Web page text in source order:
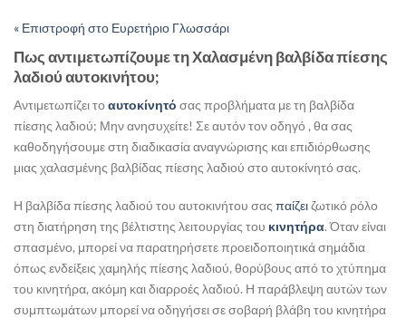
« Επιστροφή στο Ευρετήριο Γλωσσάρι
Πως αντιμετωπίζουμε τη Χαλασμένη βαλβίδα πίεσης
λαδιού αυτοκινήτου;
Αντιμετωπίζει το αυτοκίνητό σας προβλήματα με τη βαλβίδα
πίεσης λαδιού; Μην ανησυχείτε! Σε αυτόν τον οδηγό , θα σας
καθοδηγήσουμε στη διαδικασία αναγνώρισης και επιδιόρθωσης
μιας χαλασμένης βαλβίδας πίεσης λαδιού στο αυτοκίνητό σας.
Η βαλβίδα πίεσης λαδιού του αυτοκινήτου σας παίζειζωτικό ρόλο
στη διατήρηση της βέλτιστης λειτουργίας του κινητήρα. Όταν είναι
σπασμένο, μπορεί να παρατηρήσετε προειδοποιητικά σημάδια
όπως ενδείξεις χαμηλής πίεσης λαδιού, θορύβους από το χτύπημα
του κινητήρα, ακόμη και διαρροές λαδιού. Η παράβλεψη αυτών των
συμπτωμάτων μπορεί να οδηγήσει σε σοβαρή βλάβη του κινητήρα